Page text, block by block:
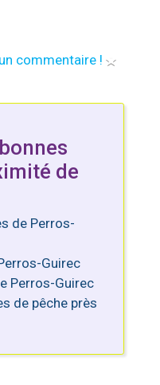
commentaire !
de
de Perros-
Guirec
Perros-Guirec
de pêche près